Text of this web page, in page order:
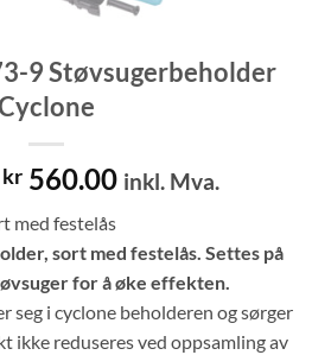
9 Støvsugerbeholder
Opprinnelig
var:
kr 863.00.
kr560.00Nåværende
er:
kr 560.00.
inkl. Mva.
med festelås
sort med festelås. Settes på
for å øke effekten.
seg i cyclone beholderen og sørger
ikke reduseres ved oppsamling av